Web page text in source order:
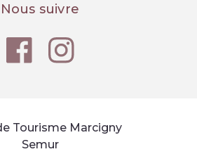
Nous suivre
Tourisme Marcigny
Semur